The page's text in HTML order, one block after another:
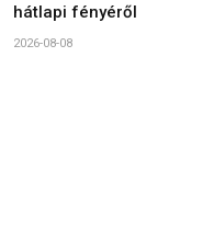
hátlapi fényéről
2026-08-08